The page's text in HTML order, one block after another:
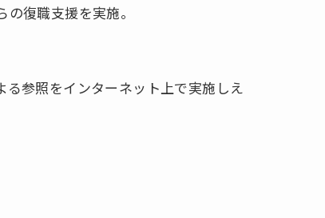
復職支援を実施。
参照をインターネット上で実施しえ